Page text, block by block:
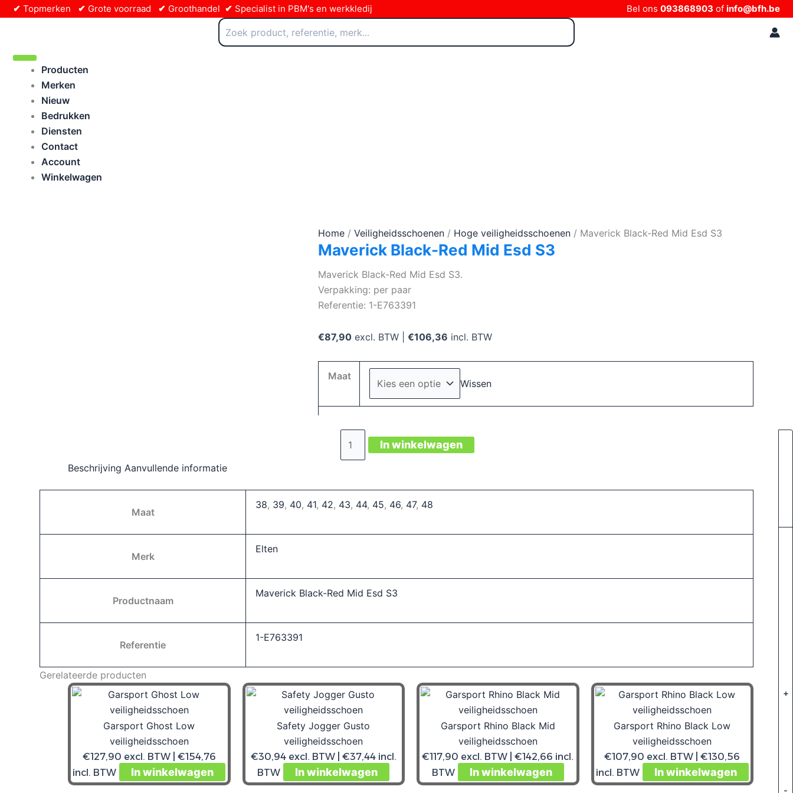
inhoud
✔ Topmerken ✔ Grote voorraad ✔ Groothandel ✔ Specialist in PBM's en werkkledij Bel ons 093868903 of info@bfh.be
Zoeken
naar:
Producten
Merken
Nieuw
Bedrukken
Diensten
Contact
Account
Winkelwagen
Home/ Veiligheidsschoenen/ Hoge veiligheidsschoenen/ Maverick Black-Red Mid Esd S3
Maverick Black-Red Mid Esd S3
Maverick Black-Red Mid Esd S3.
Verpakking: per paar
Referentie: 1-E763391
€87,90excl. BTW | €106,36 incl. BTW
Maat
Wissen
-
Esd
S3
+
In winkelwagen
Beschrijving Aanvullende informatie
Maat
38, 39, 40, 41, 42, 43, 44, 45, 46, 47, 48
Merk
Elten
Productnaam
Maverick Black-Red Mid Esd S3
Referentie
1-E763391
Gerelateerde producten
Garsport Ghost Low
veiligheidsschoen
€127,90 excl. BTW | €154,76
incl. BTW
In winkelwagen
Safety Jogger Gusto
veiligheidsschoen
€30,94excl. BTW | €37,44incl.
BTW
In winkelwagen
Garsport Rhino Black Mid
veiligheidsschoen
€117,90 excl. BTW |€142,66 incl.
BTW
In winkelwagen
Garsport Rhino Black Low
veiligheidsschoen
€107,90 excl. BTW |€130,56
incl. BTW
In winkelwagen